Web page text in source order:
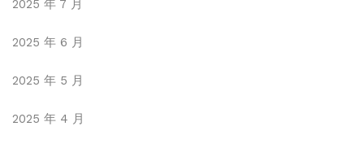
2025 年 7 月
2025 年 6 月
2025 年 5 月
2025 年 4 月